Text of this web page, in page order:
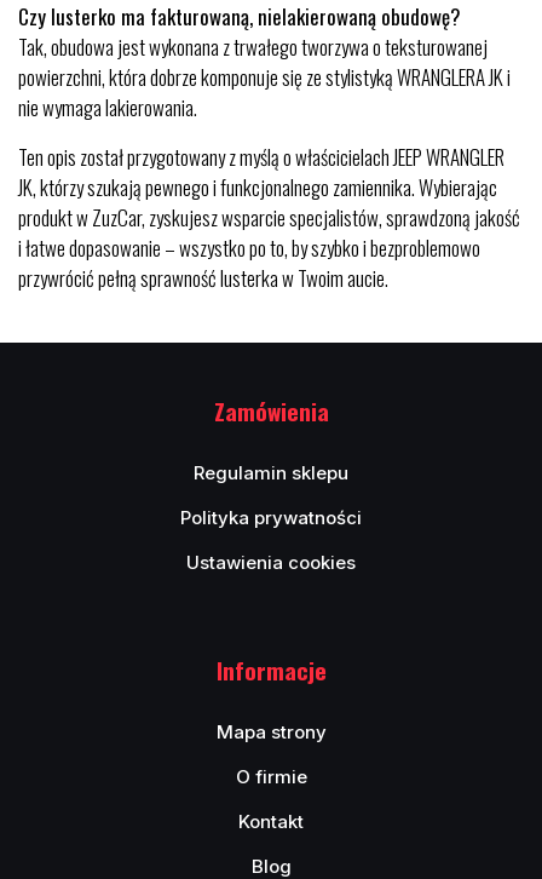
Czy lusterko ma fakturowaną, nielakierowaną obudowę?
Tak, obudowa jest wykonana z trwałego tworzywa o teksturowanej
powierzchni, która dobrze komponuje się ze stylistyką WRANGLERA JK i
nie wymaga lakierowania.
Ten opis został przygotowany z myślą o właścicielach JEEP WRANGLER
JK, którzy szukają pewnego i funkcjonalnego zamiennika. Wybierając
produkt w ZuzCar, zyskujesz wsparcie specjalistów, sprawdzoną jakość
i łatwe dopasowanie – wszystko po to, by szybko i bezproblemowo
przywrócić pełną sprawność lusterka w Twoim aucie.
Zamówienia
Regulamin sklepu
Polityka prywatności
Ustawienia cookies
Informacje
Mapa strony
O firmie
Kontakt
Blog